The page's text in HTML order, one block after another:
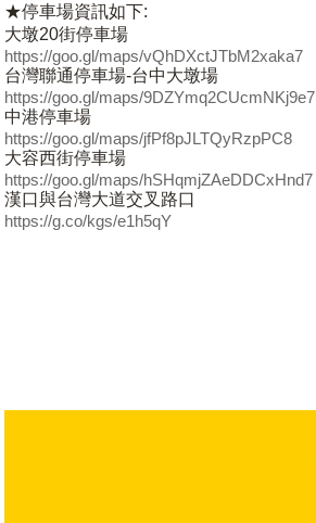
★停車場資訊如下:
大墩20街停車場
https://goo.gl/maps/vQhDXctJTbM2xaka7
台灣聯通停車場-台中大墩場
https://goo.gl/maps/9DZYmq2CUcmNKj9e7
中港停車場
https://goo.gl/maps/jfPf8pJLTQyRzpPC8
大容西街停車場
https://goo.gl/maps/hSHqmjZAeDDCxHnd7
漢口與台灣大道交叉路口
https://g.co/kgs/e1h5qY